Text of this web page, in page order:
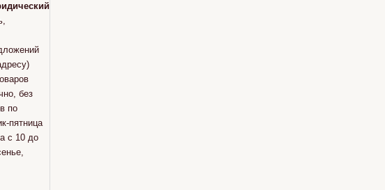
без
по
пятница
с 10 до